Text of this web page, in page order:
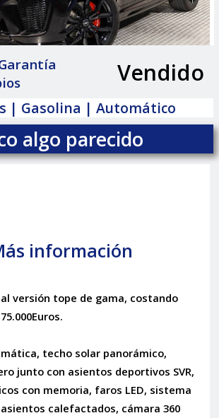
Vendido
| Gasolina | Automático
algo parecido
información
versión tope de gama, costando
techo solar panorámico,
junto con asientos deportivos SVR,
con memoria, faros LED, sistema
calefactados, cámara 360